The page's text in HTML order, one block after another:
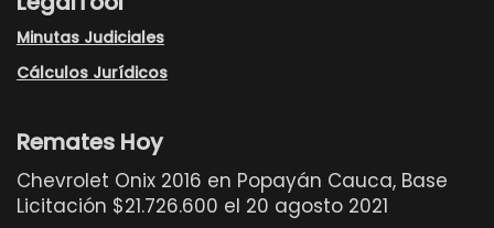
Minutas Judiciales
Cálculos Jurídicos
Remates Hoy
Chevrolet Onix 2016 en Popayán Cauca, Base
Licitación $21.726.600 el 20 agosto 2021